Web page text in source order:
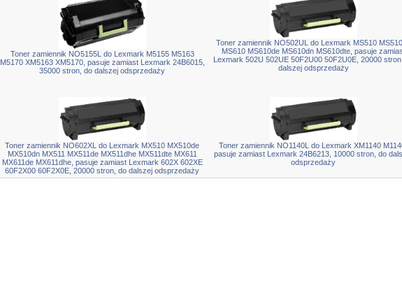
Toner zamiennik NO5155L do Lexmark M5155 M5163
M5170 XM5163 XM5170, pasuje zamiast Lexmark 24B6015,
35000 stron, do dalszej odsprzedaży
Toner zamiennik NO502UL do Lexmark MS510
MS610 MS610de MS610dn MS610dte, pasuje
Lexmark 502U 502UE 50F2U00 50F2U0E, 20000
dalszej odsprzedaży
Toner zamiennik NO602XL do Lexmark MX510 MX510de
MX510dn MX511 MX511de MX511dhe MX511dte MX611
MX611de MX611dhe, pasuje zamiast Lexmark 602X 602XE
60F2X00 60F2X0E, 20000 stron, do dalszej odsprzedaży
Toner zamiennik NO1140L do Lexmark XM1140
pasuje zamiast Lexmark 24B6213, 10000 stron, do
odsprzedaży